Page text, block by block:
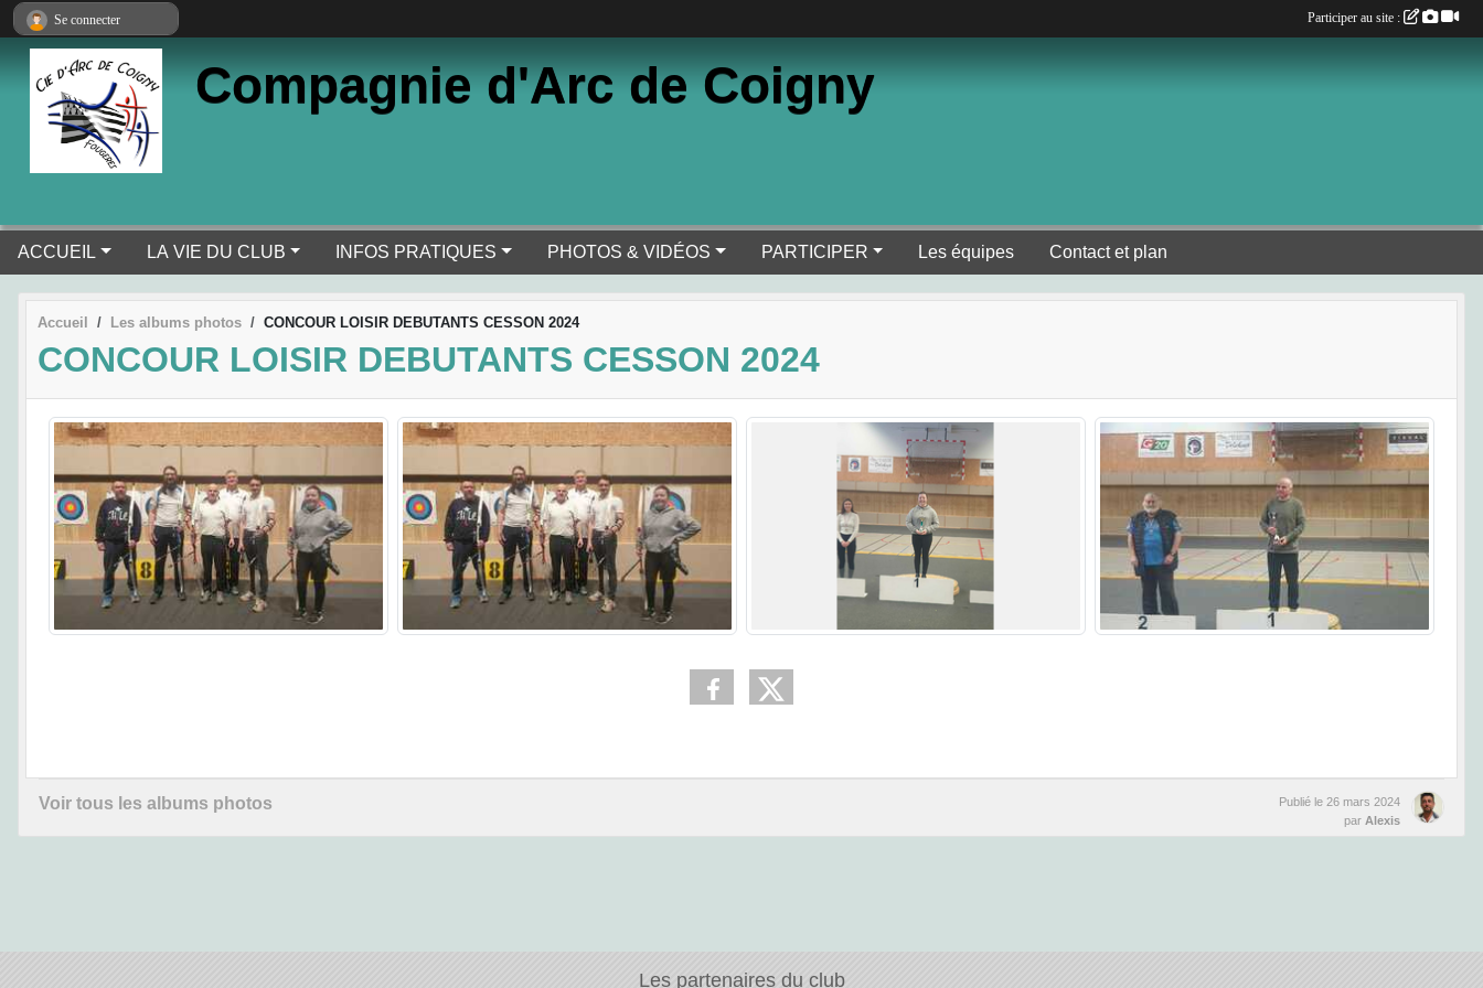
Compagnie d'Arc de Coigny
ACCUEIL LA VIE DU CLUB INFOS PRATIQUES PHOTOS & VIDÉOS PARTICIPER Les équipes Contact et plan
Accueil Les albums photos CONCOUR LOISIR DEBUTANTS CESSON 2024
CONCOUR LOISIR DEBUTANTS CESSON 2024
Voir tous les albums photos Publié le 26 mars 2024
par Alexis
Les partenaires du club
Se connecter Participer au site :
Panneau de gestion des cookies